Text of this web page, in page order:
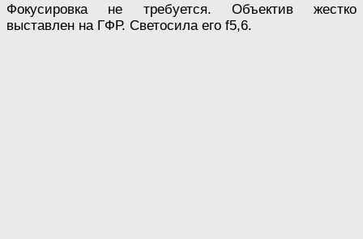
Фокусировка не требуется. Объектив жестко
выставлен на ГФР. Светосила его f5,6.